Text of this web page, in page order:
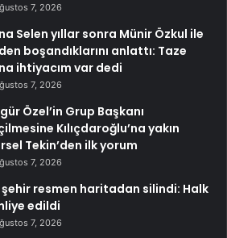
7, 2026
Selen yıllar sonra Münir Özkul ile
boşandıklarını anlattı: Taze
ihtiyacım var dedi
7, 2026
Özel’in Grup Başkanı
Kılıçdaroğlu’na yakın
Tekin’den ilk yorum
7, 2026
şehir resmen haritadan silindi: Halk
edildi
7, 2026